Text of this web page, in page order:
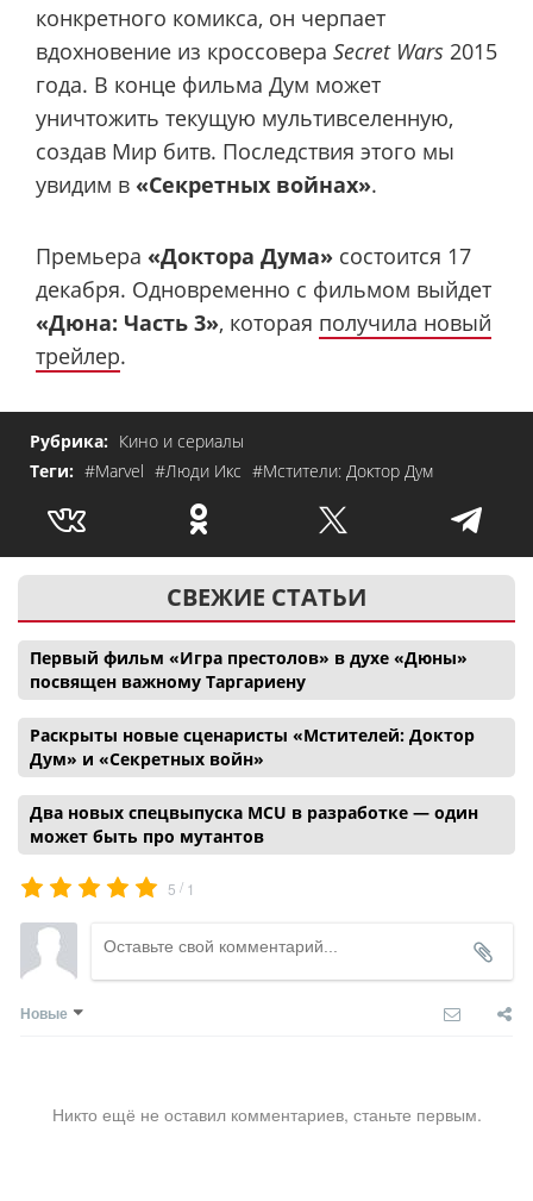
конкретного комикса, он черпает
вдохновение из кроссовера Secret Wars 2015
года. В конце фильма Дум может
уничтожить текущую мультивселенную,
создав Мир битв. Последствия этого мы
увидим в «Секретных войнах».
Премьера «Доктора Дума» состоится 17
декабря. Одновременно с фильмом выйдет
«Дюна: Часть 3», которая получила новый
трейлер.
Рубрика: Кино и сериалы
Теги: #Marvel #Люди Икс #Мстители: Доктор Дум
СВЕЖИЕ СТАТЬИ
Первый фильм «Игра престолов» в духе «Дюны»
посвящен важному Таргариену
Раскрыты новые сценаристы «Мстителей: Доктор
Дум» и «Секретных войн»
Два новых спецвыпуска MCU в разработке — один
может быть про мутантов
5 / 1
Новые
Никто ещё не оставил комментариев, станьте первым.